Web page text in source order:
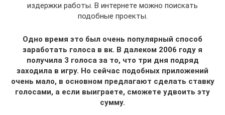
издержки работы. В интернете можно поискать
подобные проекты.
Одно время это был очень популярный способ
заработать голоса в вк. В далеком 2006 году я
получила 3 голоса за то, что три дня подряд
заходила в игру. Но сейчас подобных приложений
очень мало, в основном предлагают сделать ставку
голосами, а если выиграете, сможете удвоить эту
сумму.